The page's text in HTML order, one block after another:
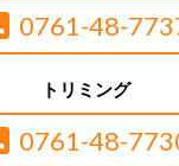
0761-48-
トリミング
0761-48-